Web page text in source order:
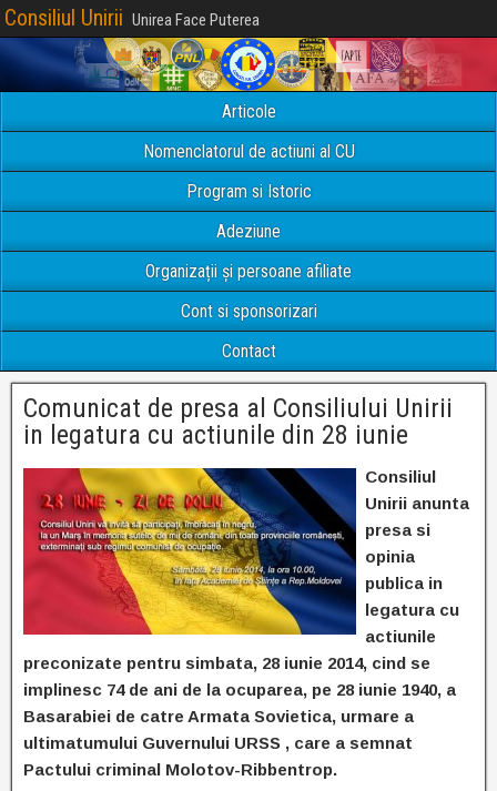
Consiliul Unirii Unirea Face Puterea
Articole
Nomenclatorul de actiuni al CU
Program si Istoric
Adeziune
Organizații și persoane afiliate
Cont si sponsorizari
Contact
Comunicat de presa al Consiliului Unirii
in legatura cu actiunile din 28 iunie
Consiliul
Unirii anunta
presa si
opinia
publica in
legatura cu
actiunile
preconizate pentru simbata, 28 iunie 2014, cind se
implinesc 74 de ani de la ocuparea, pe 28 iunie 1940, a
Basarabiei de catre Armata Sovietica, urmare a
ultimatumului Guvernului URSS , care a semnat
Pactului criminal Molotov-Ribbentrop.